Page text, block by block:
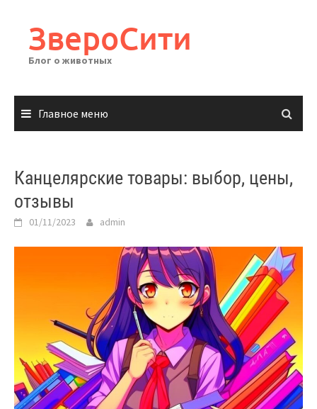
содержимому
ЗвероСити
Блог о животных
Главное меню
Канцелярские товары: выбор, цены,
отзывы
01/11/2023 admin